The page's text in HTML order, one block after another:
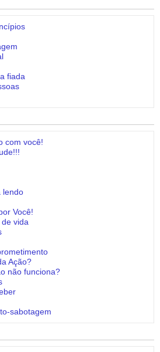
fiada
com você!
lendo
Você!
vida
Ação?
não funciona?
sabotagem